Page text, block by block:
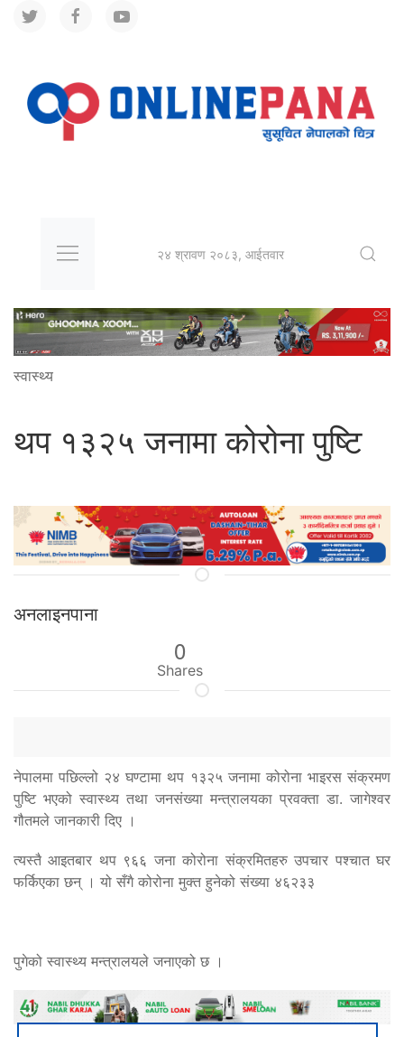
२४ श्रावण २०८३, आईतवार
स्वास्थ्य
थप १३२५ जनामा कोरोना पुष्टि
अनलाइनपाना
0
Shares
नेपालमा पछिल्लो २४ घण्टामा थप १३२५ जनामा कोरोना भाइरस संक्रमण
पुष्टि भएको स्वास्थ्य तथा जनसंख्या मन्त्रालयका प्रवक्ता डा. जागेश्वर
गौतमले जानकारी दिए ।
त्यस्तै आइतबार थप ९६६ जना कोरोना संक्रमितहरु उपचार पश्चात घर
फर्किएका छन् । यो सँगै कोरोना मुक्त हुनेको संख्या ४६२३३
पुगेको स्वास्थ्य मन्त्रालयले जनाएको छ ।